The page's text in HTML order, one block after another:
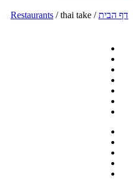
דף הבית/
Restaurants /thai take